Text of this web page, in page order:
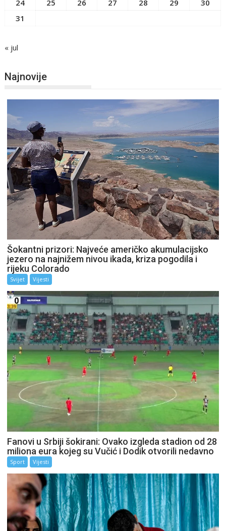
24
25 26 27 28 29
30
31
« jul
Najnovije
Šokantni prizori: Najveće američko akumulacijsko
jezero na najnižem nivou ikada, kriza pogodila i
rijeku Colorado
Svijet Vijesti
Fanovi u Srbiji šokirani: Ovako izgleda stadion od 28
miliona eura kojeg su Vučić i Dodik otvorili nedavno
Sport Vijesti